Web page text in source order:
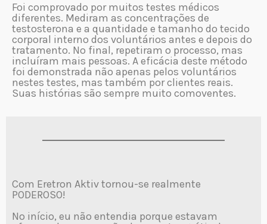
Foi comprovado por muitos testes médicos
diferentes. Mediram as concentrações de
testosterona e a quantidade e tamanho do tecido
corporal interno dos voluntários antes e depois do
tratamento. No final, repetiram o processo, mas
incluíram mais pessoas. A eficácia deste método
foi demonstrada não apenas pelos voluntários
nestes testes, mas também por clientes reais.
Suas histórias são sempre muito comoventes.
Com Eretron Aktiv tornou-se realmente
PODEROSO!
No início, eu não entendia porque estavam